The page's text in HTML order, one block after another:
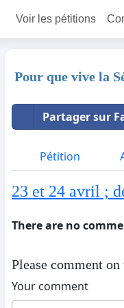
Voir les pétitions
Pour que vive la
Partager sur
Pétition
23 et 24 avril ;
There are no
Please comment
Your comment